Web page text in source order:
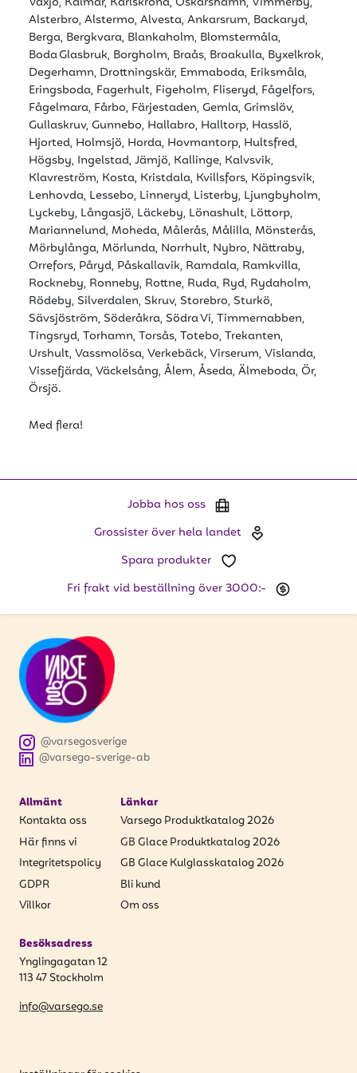
Alsterbro, Alstermo, Alvesta, Ankarsrum, Backaryd,
Berga, Bergkvara, Blankaholm, Blomstermåla,
Boda Glasbruk, Borgholm, Braås, Broakulla, Byxelkrok,
Degerhamn, Drottningskär, Emmaboda, Eriksmåla,
Eringsboda, Fagerhult, Figeholm, Fliseryd, Fågelfors,
Fågelmara, Fårbo, Färjestaden, Gemla, Grimslöv,
Gullaskruv, Gunnebo, Hallabro, Halltorp, Hasslö,
Hjorted, Holmsjö, Horda, Hovmantorp, Hultsfred,
Högsby, Ingelstad, Jämjö, Kallinge, Kalvsvik,
Klavreström, Kosta, Kristdala, Kvillsfors, Köpingsvik,
Lenhovda, Lessebo, Linneryd, Listerby, Ljungbyholm,
Lyckeby, Långasjö, Läckeby, Lönashult, Löttorp,
Mariannelund, Moheda, Målerås, Målilla, Mönsterås,
Mörbylånga, Mörlunda, Norrhult, Nybro, Nättraby,
Orrefors, Påryd, Påskallavik, Ramdala, Ramkvilla,
Rockneby, Ronneby, Rottne, Ruda, Ryd, Rydaholm,
Rödeby, Silverdalen, Skruv, Storebro, Sturkö,
Sävsjöström, Söderåkra, Södra Vi, Timmernabben,
Tingsryd, Torhamn, Torsås, Totebo, Trekanten,
Urshult, Vassmolösa, Verkebäck, Virserum, Vislanda,
Vissefjärda, Väckelsång, Ålem, Åseda, Älmeboda, Ör,
Örsjö.
Med flera!
Jobba hos oss
Grossister över hela landet
Spara produkter
Fri frakt vid beställning över 3000:-
@varsego-sverige-ab
@varsegosverige
Allmänt
Kontakta oss
Här finns vi
Integritetspolicy
GDPR
Villkor
Länkar
Varsego Produktkatalog 2026
GB Glace Produktkatalog 2026
GB Glace Kulglasskatalog 2026
Bli kund
Om oss
Besöksadress
Ynglingagatan 12
113 47 Stockholm
info@varsego.se